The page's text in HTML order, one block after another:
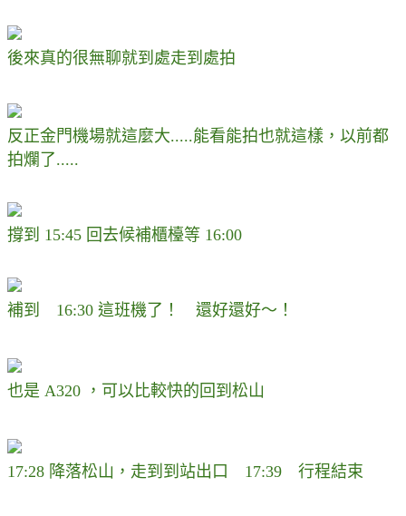
後來真的很無聊就到處走到處拍
反正金門機場就這麼大.....能看能拍也就這樣，以前都
拍爛了.....
撐到 15:45 回去候補櫃檯等 16:00
補到 16:30 這班機了！ 還好還好～！
也是 A320 ，可以比較快的回到松山
17:28 降落松山，走到到站出口 17:39 行程結束